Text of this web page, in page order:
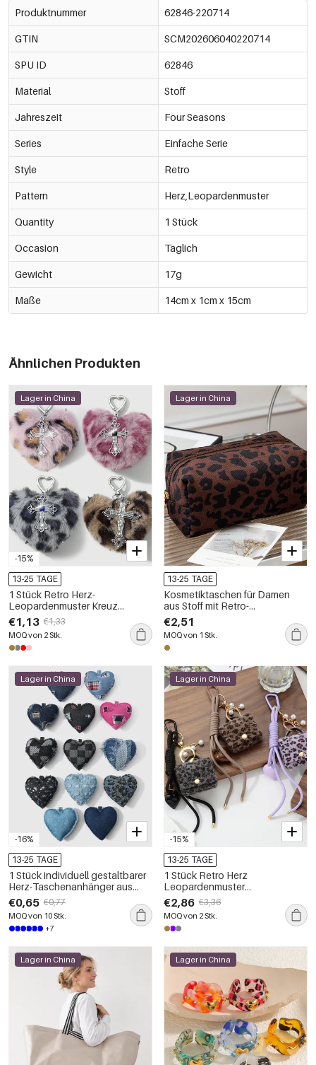
Produktnummer 62846-220714
GTIN SCM202606040220714
SPU ID 62846
Material Stoff
Jahreszeit Four Seasons
Series Einfache Serie
Style Retro
Pattern Herz,Leopardenmuster
Quantity 1 Stück
Occasion Täglich
Gewicht 17g
Maße 14cm x 1cm x 15cm
Ähnlichen Produkten
-15%
Lager in China
13-25 TAGE
1 Stück Retro Herz-
Leopardenmuster Kreuz
Taschenanhänger
€1,13 €1,33
MOQ von 2 Stk.
Lager in China
13-25 TAGE
Kosmetiktaschen für Damen
aus Stoff mit Retro-
Leopardenmuster
€2,51
MOQ von 1 Stk.
-16%
Lager in China
13-25 TAGE
1 Stück individuell gestaltbarer
Herz-Taschenanhänger aus
kariertem Denim mit
Leopardenmuster
€0,65 €0,77
MOQ von 10 Stk.
+7
-15%
Lager in China
13-25 TAGE
1 Stück Retro Herz
Leopardenmuster
Taschenanhänger
€2,86 €3,36
MOQ von 2 Stk.
Lager in China Lager in China